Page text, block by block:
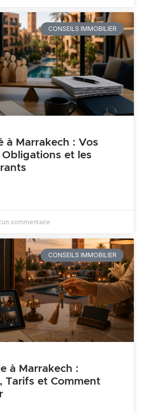
CONSEILS IMMOBILIER
à Marrakech : Vos
et les
commentaire
CONSEILS IMMOBILIER
à Marrakech :
Tarifs et Comment